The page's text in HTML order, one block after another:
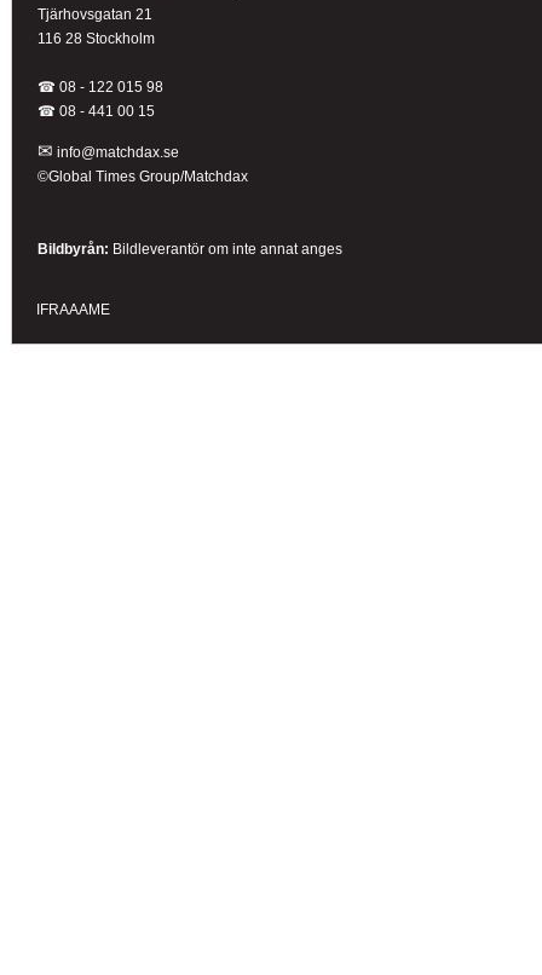
Tjärhovsgatan 21
116 28 Stockholm
☎ 08 - 122 015 98
☎ 08 - 441 00 15
✉ info@matchdax.se
©Global Times Group/Matchdax
Bildbyrån: Bildleverantör om inte annat anges
IFRAAAME